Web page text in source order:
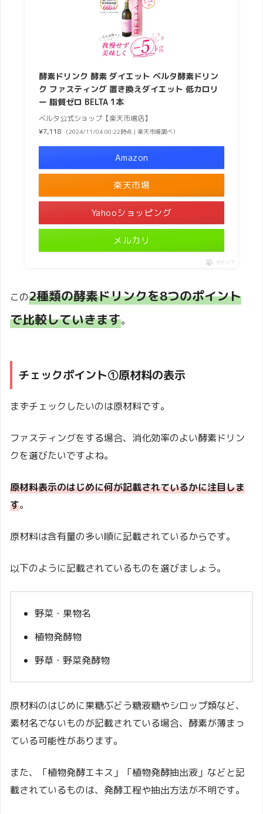
酵素ドリンク 酵素 ダイエット ベルタ酵素ドリン
ク ファスティング 置き換えダイエット 低カロリ
ー 脂質ゼロ BELTA 1本
ベルタ公式ショップ【楽天市場店】
¥7,118
（2024/11/04 00:22時点 | 楽天市場調べ）
Amazon
楽天市場
Yahooショッピング
メルカリ
ポチップ
この2種類の酵素ドリンクを8つのポイント
で比較していきます。
チェックポイント①原材料の表示
まずチェックしたいのは原材料です。
ファスティングをする場合、消化効率のよい酵素ドリン
クを選びたいですよね。
原材料表示のはじめに何が記載されているかに注目しま
す。
原材料は含有量の多い順に記載されているからです。
以下のように記載されているものを選びましょう。
野菜・果物名
植物発酵物
野草・野菜発酵物
原材料のはじめに果糖ぶどう糖液糖やシロップ類など、
素材名でないものが記載されている場合、酵素が薄まっ
ている可能性があります。
また、「植物発酵エキス」「植物発酵抽出液」などと記
載されているものは、発酵工程や抽出方法が不明です。